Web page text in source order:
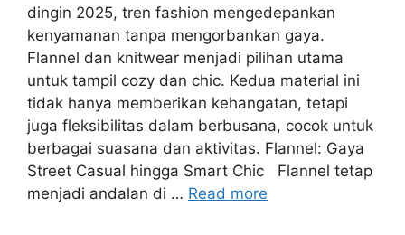
dingin 2025, tren fashion mengedepankan
kenyamanan tanpa mengorbankan gaya.
Flannel dan knitwear menjadi pilihan utama
untuk tampil cozy dan chic. Kedua material ini
tidak hanya memberikan kehangatan, tetapi
juga fleksibilitas dalam berbusana, cocok untuk
berbagai suasana dan aktivitas. Flannel: Gaya
Street Casual hingga Smart Chic Flannel tetap
menjadi andalan di … Read more